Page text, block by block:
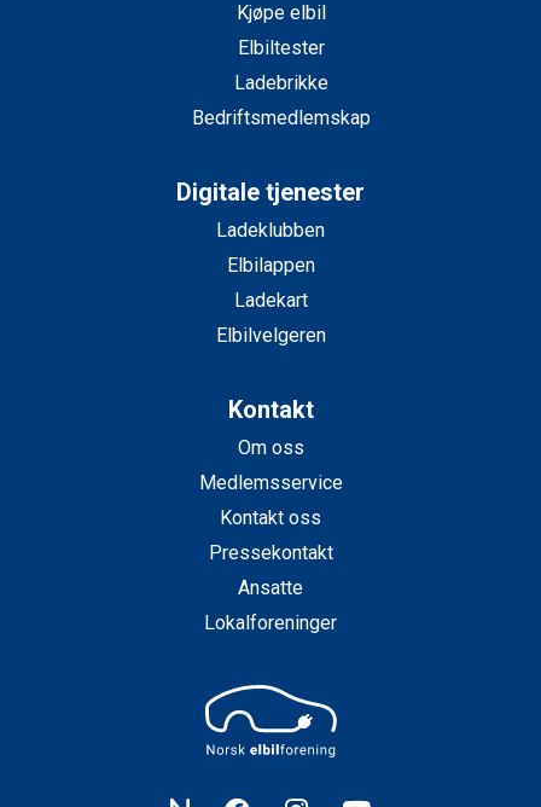
Kjøpe elbil
Elbiltester
Ladebrikke
Bedriftsmedlemskap
Digitale tjenester
Ladeklubben
Elbilappen
Ladekart
Elbilvelgeren
Kontakt
Om oss
Medlemsservice
Kontakt oss
Pressekontakt
Ansatte
Lokalforeninger